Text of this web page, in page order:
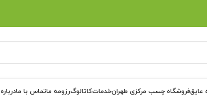
عایقفروشگاه چسب مرکزی طهرانخدماتکاتالوگرزومه ماتماس با ما